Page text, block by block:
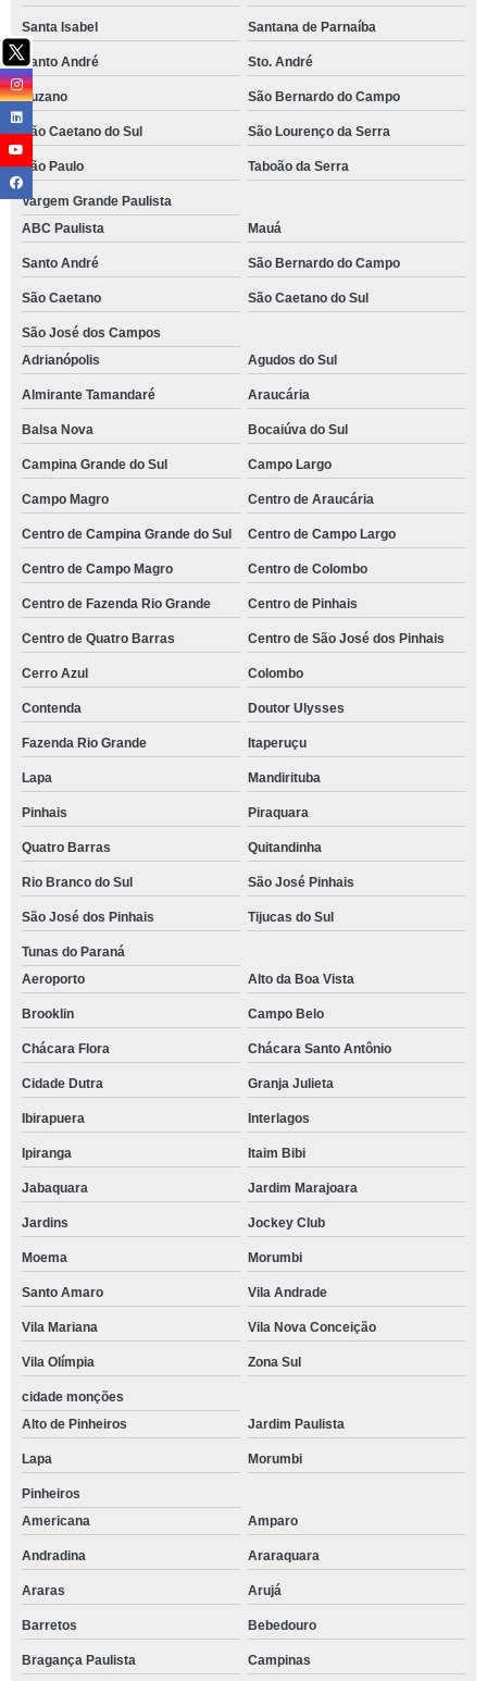
Santa Isabel Santana de Parnaíba
Santo André Sto. André
Suzano São Bernardo do Campo
São Caetano do Sul São Lourenço da Serra
São Paulo Taboão da Serra
Vargem Grande Paulista
ABC Paulista
Mauá
Santo André São Bernardo do Campo
São Caetano São Caetano do Sul
São José dos Campos
Adrianópolis
Agudos do Sul
Almirante Tamandaré Araucária
Balsa Nova Bocaiúva do Sul
Campina Grande do Sul Campo Largo
Campo Magro Centro de Araucária
Centro de Campina Grande do Sul Centro de Campo Largo
Centro de Campo Magro Centro de Colombo
Centro de Fazenda Rio Grande Centro de Pinhais
Centro de Quatro Barras Centro de São José dos Pinhais
Cerro Azul Colombo
Contenda Doutor Ulysses
Fazenda Rio Grande Itaperuçu
Lapa Mandirituba
Pinhais Piraquara
Quatro Barras Quitandinha
Rio Branco do Sul São José Pinhais
São José dos Pinhais Tijucas do Sul
Tunas do Paraná
Aeroporto
Alto da Boa Vista
Brooklin Campo Belo
Chácara Flora Chácara Santo Antônio
Cidade Dutra Granja Julieta
Ibirapuera Interlagos
Ipiranga Itaim Bibi
Jabaquara Jardim Marajoara
Jardins Jockey Club
Moema Morumbi
Santo Amaro Vila Andrade
Vila Mariana Vila Nova Conceição
Vila Olímpia Zona Sul
cidade monções
Alto de Pinheiros
Jardim Paulista
Lapa Morumbi
Pinheiros
Americana
Amparo
Andradina Araraquara
Araras Arujá
Barretos Bebedouro
Bragança Paulista Campinas